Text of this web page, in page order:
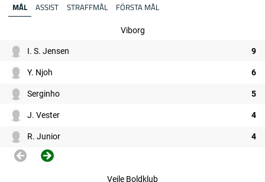
MÅL ASSIST STRAFFMÅL FÖRSTA MÅL
Viborg
I. S. Jensen 9
Y. Njoh 6
Serginho 5
J. Vester 4
R. Junior 4
Vejle Boldklub